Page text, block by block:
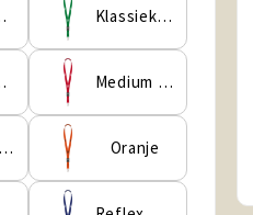
Klassiek Groen
Medium Scharlakenrood
Middernachtblauw Oranje